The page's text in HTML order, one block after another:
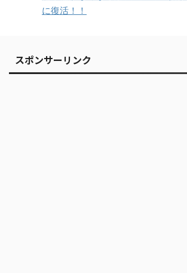
に復活！！
スポンサーリンク